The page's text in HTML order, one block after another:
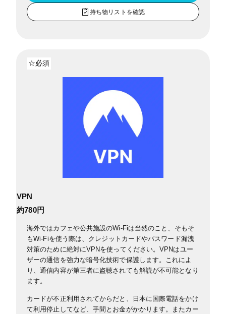
持ち物リストを確認
☆必須
VPN
約780円
海外ではカフェや公共施設のWi-Fiは当然のこと、そもそ
もWi-Fiを使う際は、クレジットカードやパスワード漏洩
対策のために絶対にVPNを使ってください。VPNはユー
ザーの通信を強力な暗号化技術で保護します。これによ
り、通信内容が第三者に盗聴されても解読が不可能となり
ます。
カードが不正利用されてからだと、日本に国際電話をかけ
て利用停止してなど、手間とお金がかかります。
またカー